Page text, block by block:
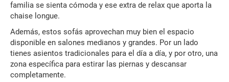
familia se sienta cómoda y ese extra de relax que aporta la
chaise longue.
Además, estos sofás aprovechan muy bien el espacio
disponible en salones medianos y grandes. Por un lado
tienes asientos tradicionales para el día a día, y por otro, una
zona específica para estirar las piernas y descansar
completamente.